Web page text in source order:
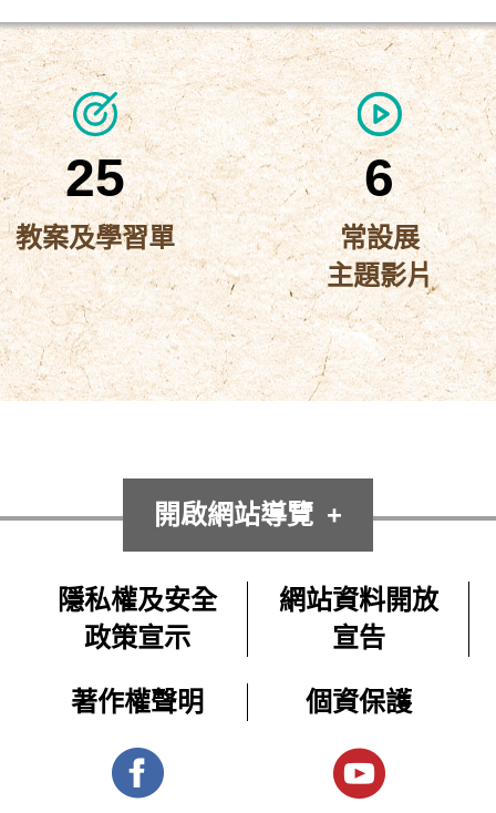
民
謎
遊
戲
臺
史
博
常
設
展
實
境
解
教
師
資
源,
學
生
課
程
2025-
10-
07
〈常
設
展
主
片〉
異
邦
人
會
常
題
片
載
資
源
包
教
師
資
源,
課
程
2025-
在
嚴
體
制
下
遭
常
設
展-
題
資
源,
生
課
程
2025-
08
在
戒
1700
25
教案及學習單
6
常設展
主題影片
開啟網站導覽
隱私權及安全
政策宣示
網站資料開放
宣告
著作權聲明 個資保護